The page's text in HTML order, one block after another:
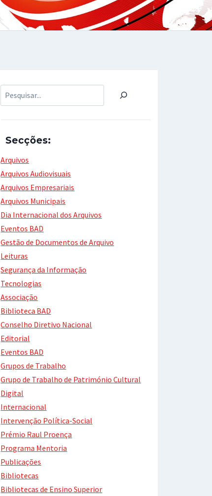
Pesquisar
Secções:
Arquivos
Arquivos Audiovisuais
Arquivos Empresariais
Arquivos Municipais
Dia Internacional dos Arquivos
Eventos BAD
Gestão de Documentos de Arquivo
Leituras
Segurança da Informação
Tecnologias
Associação
Biblioteca BAD
Conselho Diretivo Nacional
Editorial
Eventos BAD
Grupos de Trabalho
Grupo de Trabalho de Património Cultural
Digital
Internacional
Intervenção Política-Social
Prémio Raul Proença
Programa Mentoria
Publicações
Bibliotecas
Bibliotecas de Ensino Superior